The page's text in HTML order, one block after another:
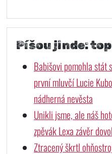
Píšou jinde:
Babišovi pomohla stát
první mluvčí Lucie
nádherná nevěsta
Unikli jsme, ale náš
zpěvák Lexa závěr
Ztracený škrtl